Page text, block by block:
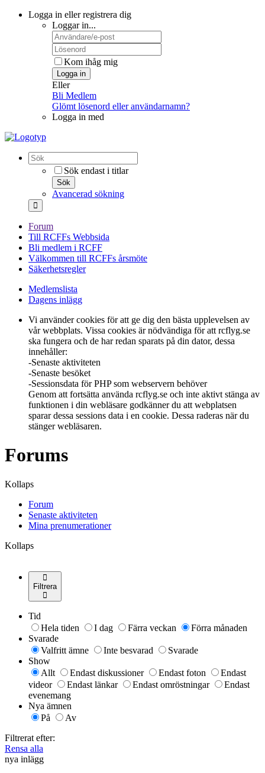
Logga in eller registrera dig
Loggar in...
Kom ihåg mig
Logga in
Eller
Bli Medlem
Glömt lösenord eller användarnamn?
Logga in med
Sök endast i titlar
Sök
Avancerad sökning
Forum
Till RCFFs Webbsida
Bli medlem i RCFF
Välkommen till RCFFs årsmöte
Säkerhetsregler
Medlemslista
Dagens inlägg
Vi använder cookies för att ge dig den bästa upplevelsen av
vår webbplats. Vissa cookies är nödvändiga för att rcflyg.se
ska fungera och de har redan sparats på din dator, dessa
innehåller:
-Senaste aktiviteten
-Senaste besöket
-Sessionsdata för PHP som webservern behöver
Genom att fortsätta använda rcflyg.se och inte aktivt stänga av
funktionen i din webläsare godkänner du att webplatsen
sparar dessa sessions data i en cookie. Dessa raderas när du
stänger webläsaren.
Forums
Kollaps
Forum
Senaste aktiviteten
Mina prenumerationer
Kollaps
Filtrera
Tid
Hela tiden
I dag Färra veckan
Förra månaden
Svarade
Valfritt ämne
Inte besvarad
Svarade
Show
Allt
Endast diskussioner Endast foton
Endast
videor
Endast länkar Endast omröstningar
Endast
evenemang
Nya ämnen
På
Av
Filtrerat efter:
Rensa alla
nya inlägg